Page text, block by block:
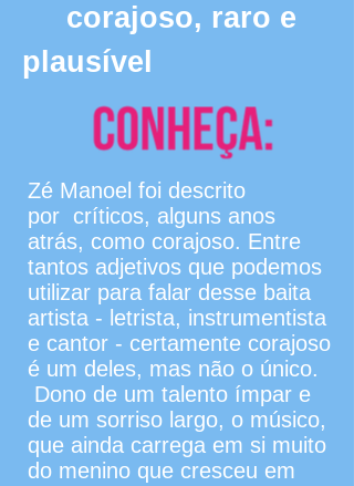
Zé Manoel foi descrito
por críticos, alguns anos
atrás, como corajoso. Entre
tantos adjetivos que podemos
utilizar para falar desse baita
artista - letrista, instrumentista
e cantor - certamente corajoso
é um deles, mas não o único.
Dono de um talento ímpar e
de um sorriso largo, o músico,
que ainda carrega em si muito
do menino que cresceu em
corajoso, raro e
plausível